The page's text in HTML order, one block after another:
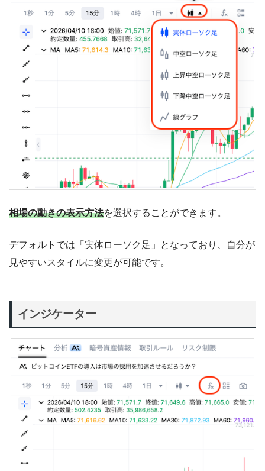
相場の動きの表示方法を選択することができます。
デフォルトでは「実体ローソク足」となっており、自分が
見やすいスタイルに変更が可能です。
インジケーター